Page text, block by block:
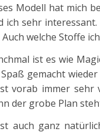
Modell hat mich
ich sehr
Auch welche Stoffe
ist es wie
gemacht
vorab immer sehr
der grobe Plan
auch ganz